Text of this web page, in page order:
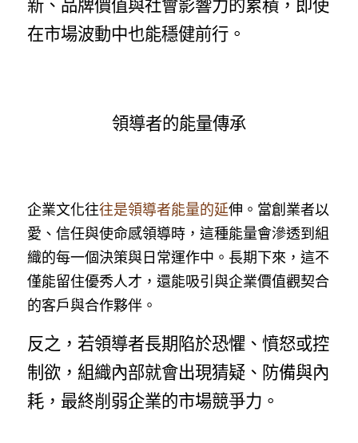
新、品牌價值與社會影響力的累積，即使
在市場波動中也能穩健前行。
領導者的能量傳承
企業文化往往是領導者能量的延伸。當創業者以
愛、信任與使命感領導時，這種能量會滲透到組
織的每一個決策與日常運作中。長期下來，這不
僅能留住優秀人才，還能吸引與企業價值觀契合
的客戶與合作夥伴。
反之，若領導者長期陷於恐懼、憤怒或控
制欲，組織內部就會出現猜疑、防備與內
耗，最終削弱企業的市場競爭力。